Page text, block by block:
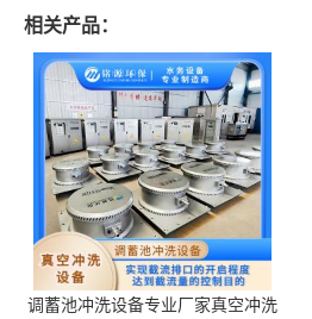
相关产品：
调蓄池冲洗设备专业厂家真空冲洗